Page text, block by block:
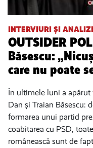
INTERVIURI ȘI
OUTSIDER
Băsescu:
care nu poate
În ultimele luni a
Dan și Traian Băsescu:
formarea unui partid
coabitarea cu PSD,
românească sunt de